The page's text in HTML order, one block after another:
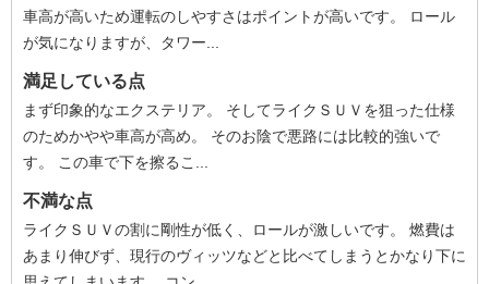
車高が高いため運転のしやすさはポイントが高いです。 ロール
が気になりますが、タワー...
満足している点
まず印象的なエクステリア。 そしてライクＳＵＶを狙った仕様
のためかやや車高が高め。 そのお陰で悪路には比較的強いで
す。 この車で下を擦るこ...
不満な点
ライクＳＵＶの割に剛性が低く、ロールが激しいです。 燃費は
あまり伸びず、現行のヴィッツなどと比べてしまうとかなり下に